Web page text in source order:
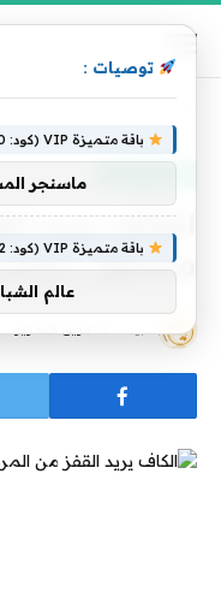
الكاف يريد القفز
الكاف يريد
مسئول
بواسطة فريق التحرير
توصيات :
باقة متميزة VIP (كود: AA26790):
ماسنجر
باقة متميزة VIP (كود: AA86842):
عالم